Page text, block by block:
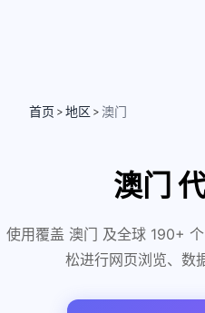
首页 > 地区 > 澳门
澳门
使用覆盖 澳门 及全球 190+
松进行网页浏览、数